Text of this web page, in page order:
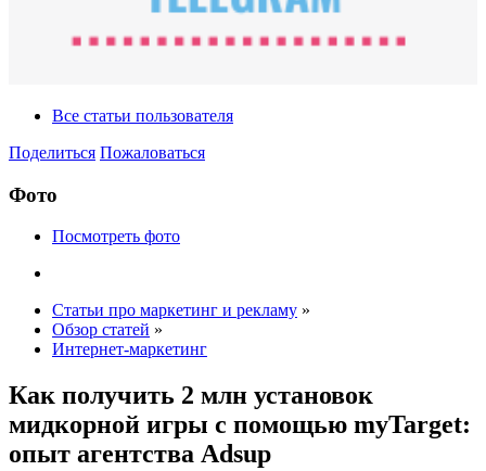
Все статьи пользователя
Поделиться Пожаловаться
Фото
Посмотреть фото
Статьи про маркетинг и рекламу »
Обзор статей »
Интернет-маркетинг
Как получить 2 млн установок
мидкорной игры с помощью myTarget:
опыт агентства Adsup